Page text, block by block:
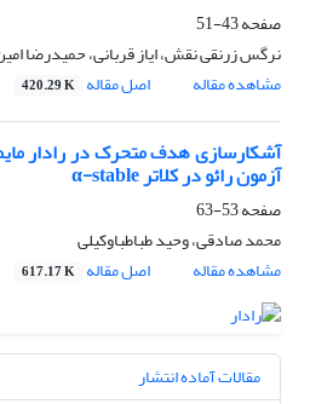
صفحه43-51
نرگس زرنقی نقش، ایاز قربانی، حمیدرضا
مشاهده مقاله
اصل مقاله 420.29 K
آشکارسازی هدف متحرک در رادار
آزمون رائو در کلاتر α-stable
صفحه53-63
محمد صادقی، وحید طباطباوکیلی
مشاهده مقاله
اصل مقاله 617.17 K
مقالات آماده انتشار